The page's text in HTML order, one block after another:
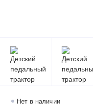
Нет в наличии